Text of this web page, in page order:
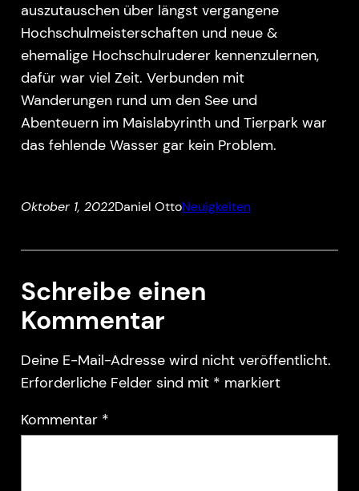
auszutauschen über längst vergangene
Hochschulmeisterschaften und neue &
ehemalige Hochschulruderer kennenzulernen,
dafür war viel Zeit. Verbunden mit
Wanderungen rund um den See und
Abenteuern im Maislabyrinth und Tierpark war
das fehlende Wasser gar kein Problem.
Oktober 1, 2022Daniel OttoNeuigkeiten
Schreibe einen
Kommentar
Deine E-Mail-Adresse wird nicht veröffentlicht.
Erforderliche Felder sind mit * markiert
Kommentar *